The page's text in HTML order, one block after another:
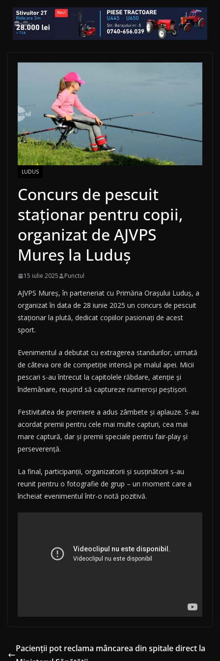
LUDUS
Concurs de pescuit
staționar pentru copii,
organizat de AJVPS
Mureș la Luduș
15 iulie 2025 Punctul
AJVPS Mureș, în parteneriat cu Primăria Orașului Luduș, a
organizat în data de 28 iunie 2025 un concurs de pescuit
staționar la plută, dedicat copiilor pasionați de acest
sport.
Evenimentul a debutat cu extragerea standurilor, urmată
de câteva ore de competiție intensă pe malul apei. Micii
pescari s-au întrecut la capitolele răbdare, atenție și
îndemânare, reușind să captureze numeroși peștișori.
Festivitatea de premiere a adus zâmbete și aplauze. S-au
acordat premii pentru cele mai multe capturi, cea mai
mare captură, dar și premii speciale pentru fair-play și
perseverență.
La final, participanții, organizatorii și susținătorii s-au
reunit pentru o fotografie de grup – un moment care a
încheiat evenimentul într-o notă pozitivă.
Pacienții pot reclama mâncarea din spitale direct la